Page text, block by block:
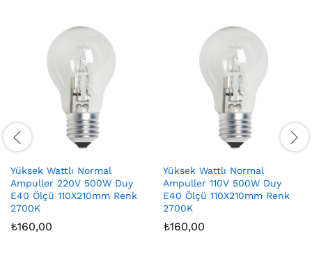
Yüksek Wattlı Normal
Ampuller 220V 500W Duy
E40 Ölçü 110X210mm Renk
2700K
₺160,00
Yüksek Wattlı Normal
Ampuller 110V 500W Duy
E40 Ölçü 110X210mm Renk
2700K
₺160,00